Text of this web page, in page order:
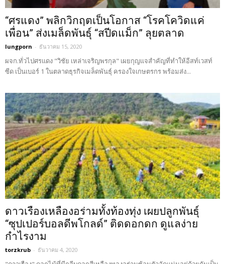
“ศรแดง” พลิกวิกฤตเป็นโอกาส “โรคโควิดแค่
เพื่อน” ส่งเมล็ดพันธุ์ “สปีดแม็ก” ลุยตลาด
lungporn - ธันวาคม 15, 2020
ผจก.ทั่วไปศรแดง "วิชัย เหล่าเจริญพรกุล" เผยกุญแจสำคัญที่ทำให้อีสท์เวสท์
ซีด เป็นเบอร์ 1 ในตลาดธุรกิจเมล็ดพันธุ์ ครองใจเกษตรกร พร้อมส่ง...
ดาวเรืองเหลืองอร่ามทั้งท้องทุ่ง เผยปลูกพันธุ์
“ซุปเปอร์บอลดีพโกลด์” ติดดอกดก ดูแลง่าย
กำไรงาม
torzkrub - ธันวาคม 4, 2020